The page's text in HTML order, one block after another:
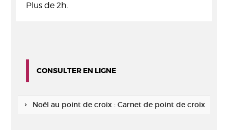
Plus de 2h.
CONSULTER EN LIGNE
Noël au point de croix : Carnet de point de croix